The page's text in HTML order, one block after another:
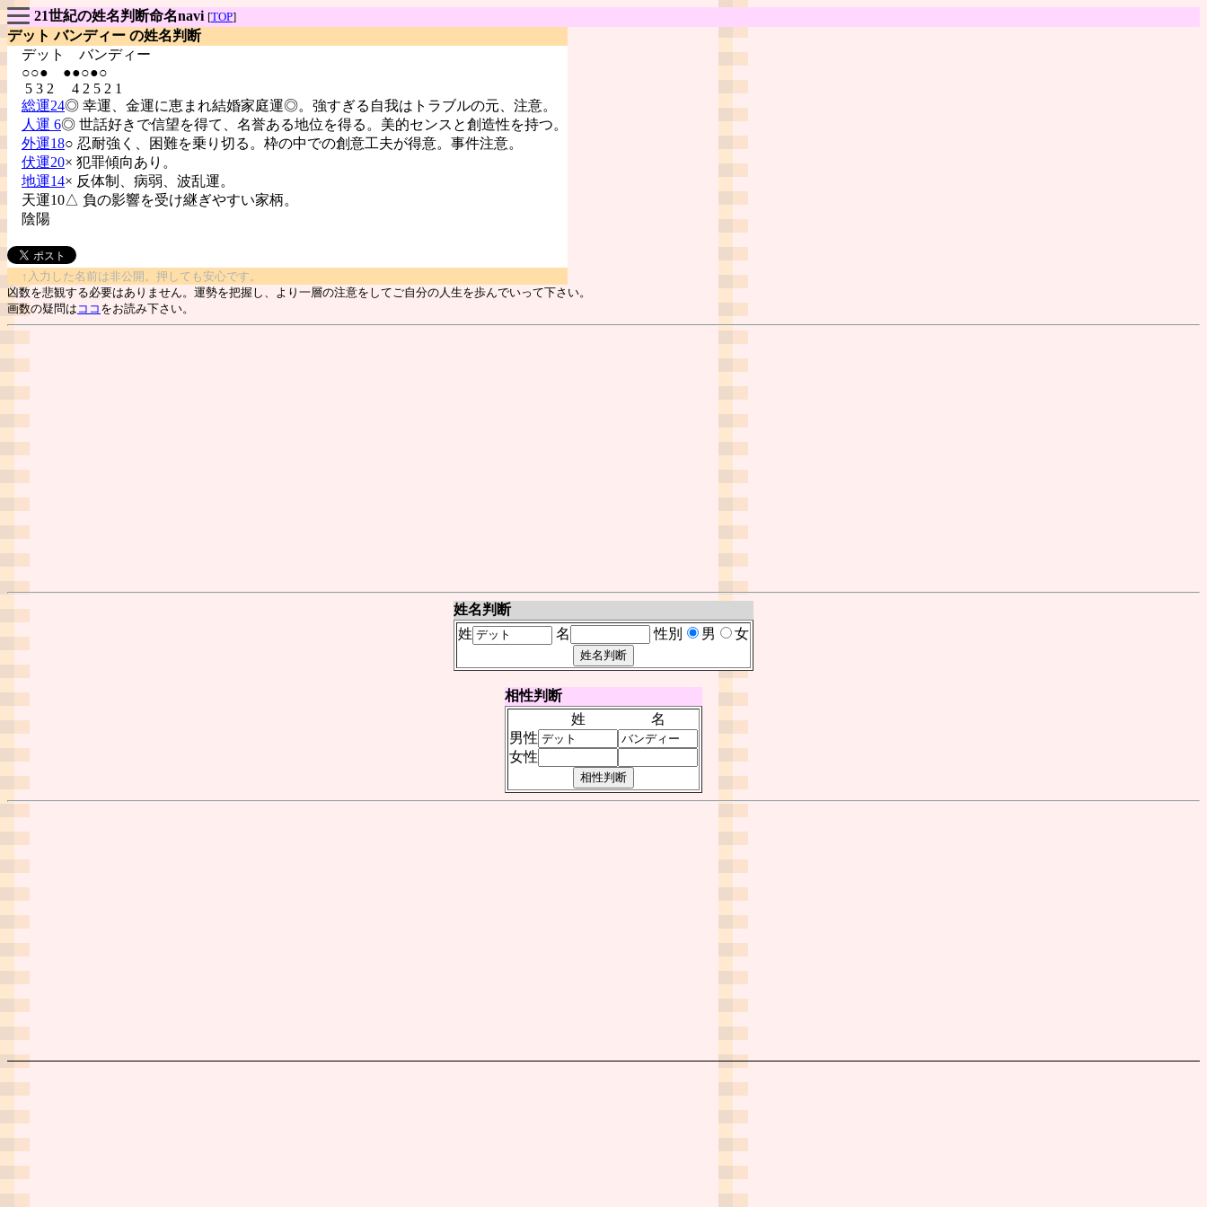
21世紀の姓名判断命名navi [TOP]
デット バンディー の姓名判断
デット バンディー
○○● ●●○●○
5 3 2 4 2 5 2 1
総運24◎ 幸運、金運に恵まれ結婚家庭運◎。強すぎる自我はトラブルの元、注意。
人運 6◎ 世話好きで信望を得て、名誉ある地位を得る。美的センスと創造性を持つ。
外運18○ 忍耐強く、困難を乗り切る。枠の中での創意工夫が得意。事件注意。
伏運20× 犯罪傾向あり。
地運14× 反体制、病弱、波乱運。
天運10△ 負の影響を受け継ぎやすい家柄。
陰陽
↑入力した名前は非公開。押しても安心です。
凶数を悲観する必要はありません。運勢を把握し、より一層の注意をしてご自分の人生を歩んでいって下さい。
画数の疑問は ココ をお読み下さい。
姓名判断
姓
名 性別 男 女
相性判断
姓
名
男性
女性